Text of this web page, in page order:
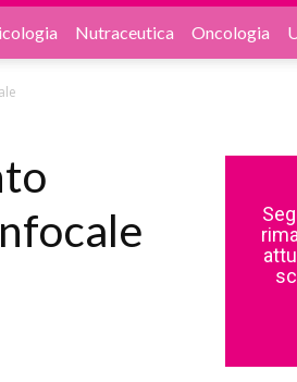
Nutraceutica Oncologia